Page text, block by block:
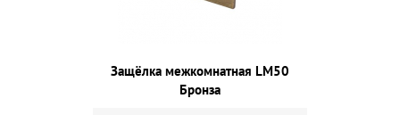
Защёлка межкомнатная LM50
Бронза